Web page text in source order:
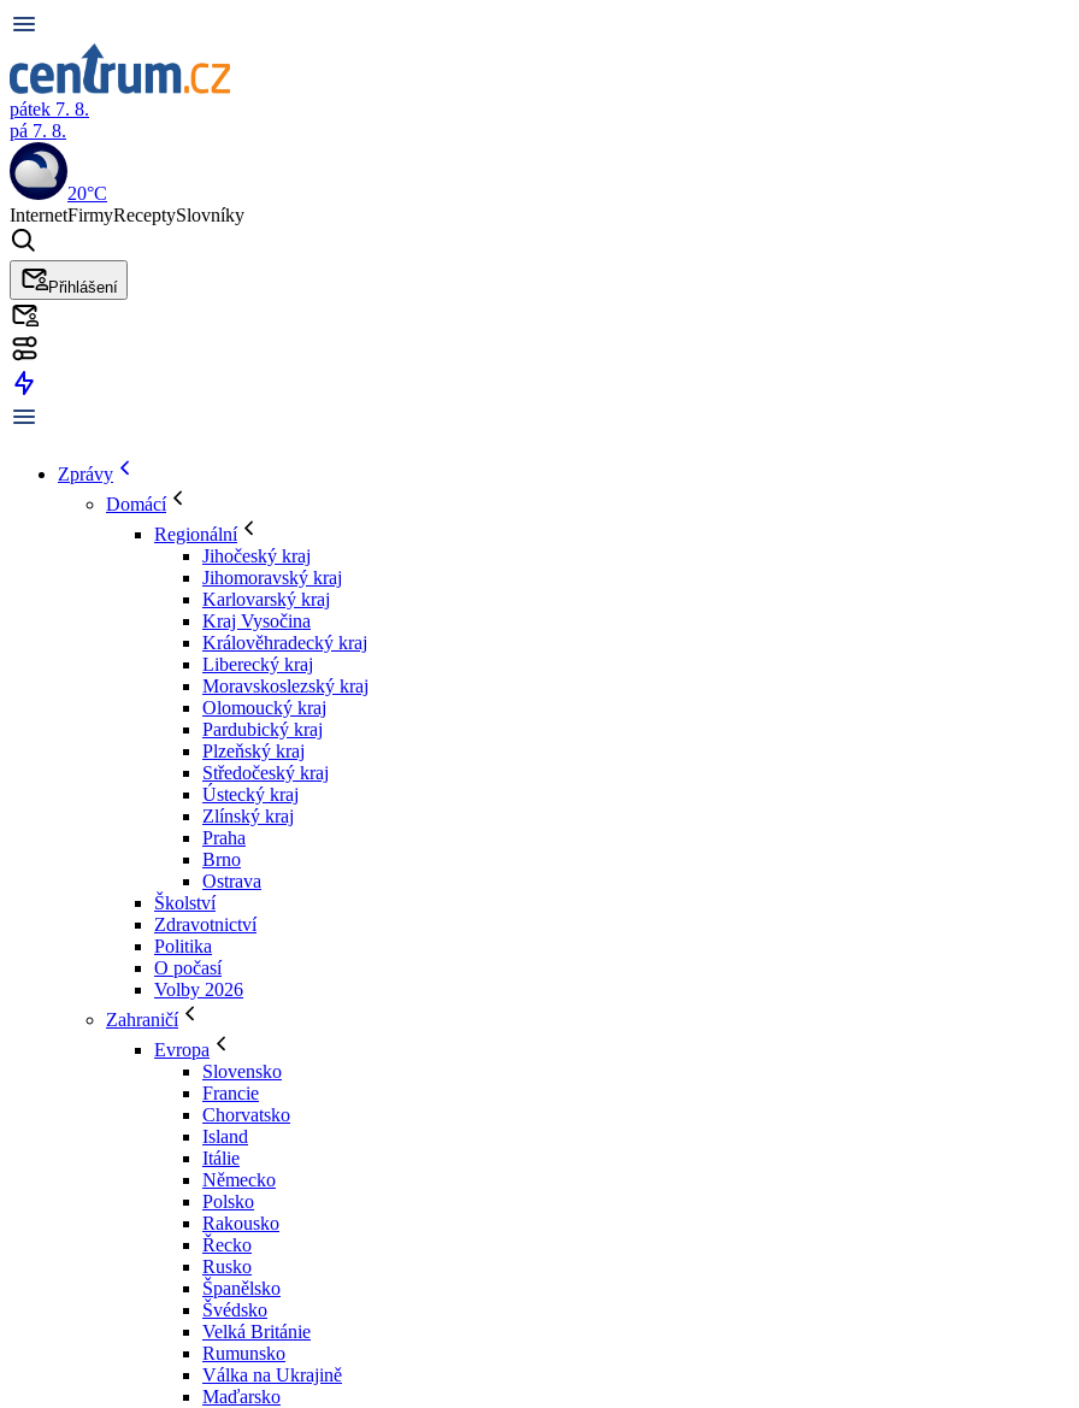
pátek 7. 8.
pá 7. 8.
20°C
InternetFirmyReceptySlovníky
Přihlášení
Zprávy
Domácí
Regionální
Jihočeský kraj
Jihomoravský kraj
Karlovarský kraj
Kraj Vysočina
Králověhradecký kraj
Liberecký kraj
Moravskoslezský kraj
Olomoucký kraj
Pardubický kraj
Plzeňský kraj
Středočeský kraj
Ústecký kraj
Zlínský kraj
Praha
Brno
Ostrava
Školství
Zdravotnictví
Politika
O počasí
Volby 2026
Zahraničí
Evropa
Slovensko
Francie
Chorvatsko
Island
Itálie
Německo
Polsko
Rakousko
Řecko
Rusko
Španělsko
Švédsko
Velká Británie
Rumunsko
Válka na Ukrajině
Maďarsko